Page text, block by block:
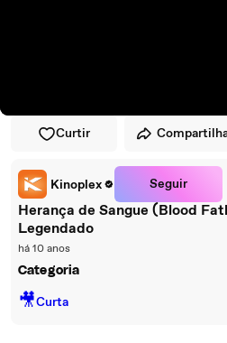
Curtir
Kinoplex Seguir
Herança de Sangue (Blood
Legendado
há 10 anos
Categoria
🎥Curta